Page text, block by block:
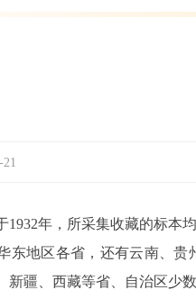
21
1932年，所采集收藏的标本
东地区各省，还有云南、
新疆、西藏等省、自治区少